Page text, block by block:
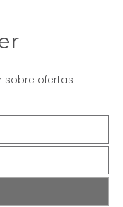
sobre ofertas